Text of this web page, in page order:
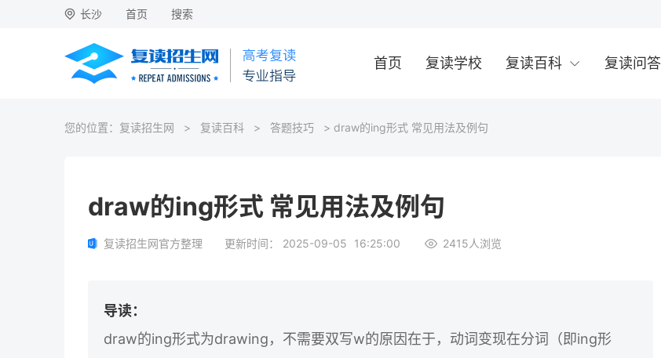
长沙 首页 搜索
首页 复读学校 复读百科 复读问答
您的位置： 复读招生网 > 复读百科 > 答题技巧 > draw的ing形式 常见用法及例句
draw的ing形式 常见用法及例句
复读招生网官方整理 更新时间： 2025-09-05 16:25:00 2415 人浏览
导读：
draw的ing形式为drawing，不需要双写w的原因在于，动词变现在分词（即ing形